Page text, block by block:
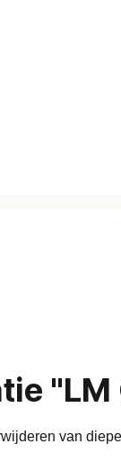
"LM
van